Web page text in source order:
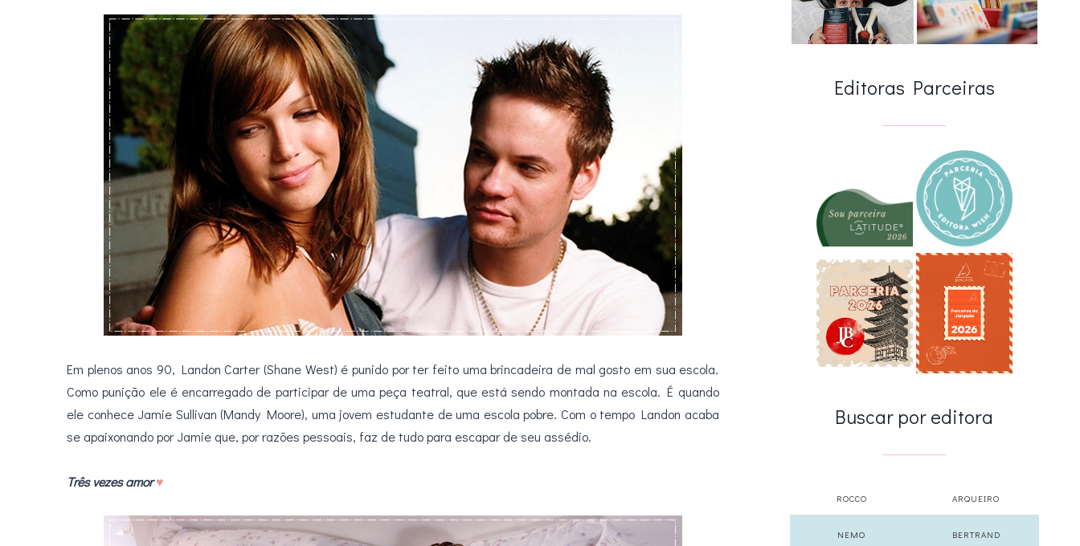
Em plenos anos 90, Landon Carter (Shane West) é punido por ter feito uma brincadeira de mal gosto em sua escola.
Como punição ele é encarregado de participar de uma peça teatral, que está sendo montada na escola. É quando
ele conhece Jamie Sullivan (Mandy Moore), uma jovem estudante de uma escola pobre. Com o tempo Landon acaba
se apaixonando por Jamie que, por razões pessoais, faz de tudo para escapar de seu assédio.
Três vezes amor ♥
Editoras Parceiras
Buscar por editora
ROCCO ARQUEIRO
NEMO BERTRAND